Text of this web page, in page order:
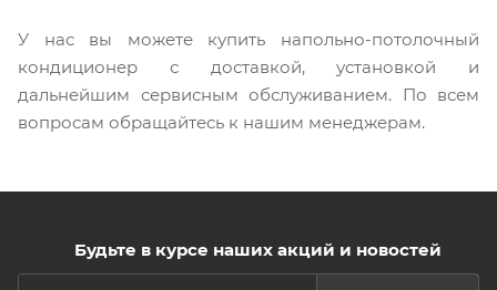
У нас вы можете купить напольно-потолочный
кондиционер с доставкой, установкой и
дальнейшим сервисным обслуживанием. По всем
вопросам обращайтесь к нашим менеджерам.
Будьте в курсе наших акций и новостей